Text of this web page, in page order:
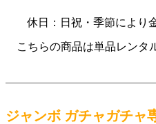
休日：日祝・季節により
こちらの商品は単品レンタ
ジャンボ ガチャガチャ